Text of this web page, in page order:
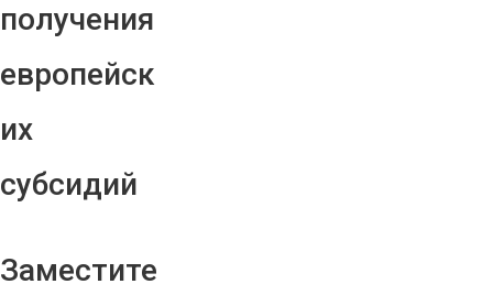
получения
европейск
их
субсидий
Заместите